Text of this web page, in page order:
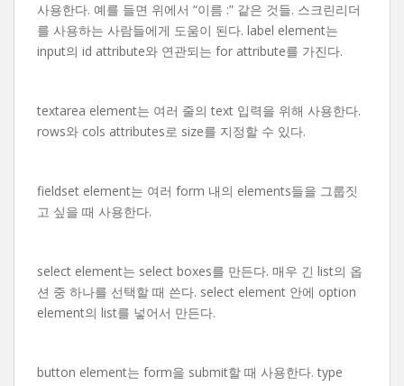
사용한다. 예를 들면 위에서 “이름 :” 같은 것들. 스크린리더
를 사용하는 사람들에게 도움이 된다. label element는
input의 id attribute와 연관되는 for attribute를 가진다.
textarea element는 여러 줄의 text 입력을 위해 사용한다.
rows와 cols attributes로 size를 지정할 수 있다.
fieldset element는 여러 form 내의 elements들을 그룹짓
고 싶을 때 사용한다.
select element는 select boxes를 만든다. 매우 긴 list의 옵
션 중 하나를 선택할 때 쓴다. select element 안에 option
element의 list를 넣어서 만든다.
button element는 form을 submit할 때 사용한다. type